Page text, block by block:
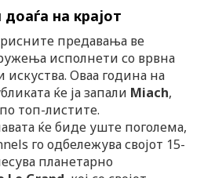
на крајот
предавања ве
исполнети со врвна
Оваа година на
ќе ја запали Miach,
топ-листите.
ќе биде уште поголема,
го одбележува својот 15-
планетарно